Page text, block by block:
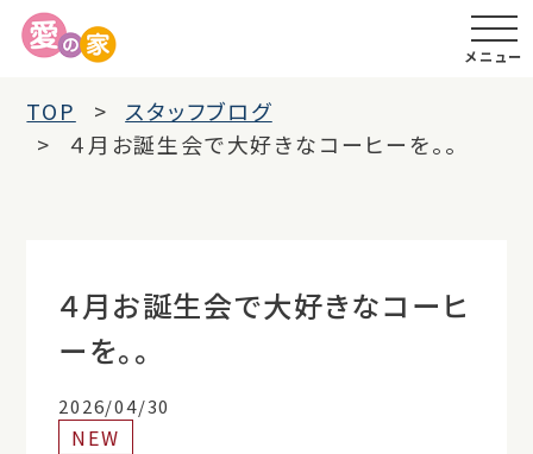
メニュー
TOP
スタッフブログ
４月お誕生会で大好きなコーヒーを。。
４月お誕生会で大好きなコーヒ
ーを。。
2026/04/30
NEW